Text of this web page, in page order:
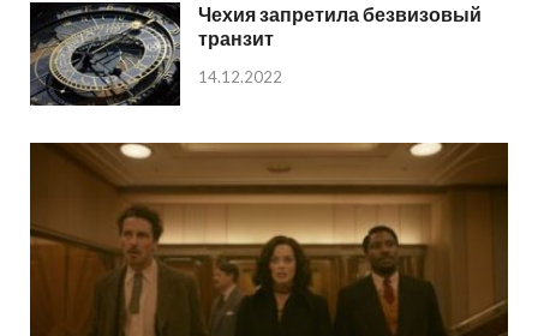
Чехия запретила безвизовый
транзит
14.12.2022